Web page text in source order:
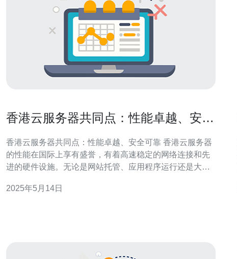
香港云服务器共同点：性能卓越、安全
香港云服务器共同点：性能卓越、安全可靠 香港云服务器
的性能在国际上享有盛誉，有着高速稳定的网络连接和先
进的硬件设施。无论是网站托管、应用程序运行还是大数
为亚太地区的重要网络枢纽，香港云服务器拥有强大的网
2025年5月14日